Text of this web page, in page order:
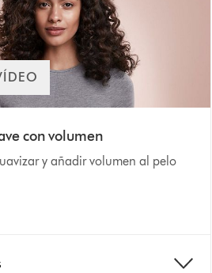
con volumen
y añadir volumen al pelo